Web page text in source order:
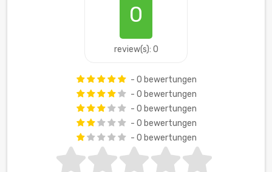
0
review(s): 0
- 0 bewertungen
- 0 bewertungen
- 0 bewertungen
- 0 bewertungen
- 0 bewertungen